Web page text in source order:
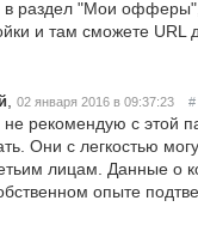
в раздел "Мои
и там сможете URL
02 января 2016 в 09:37:23 #
рекомендую с этой
Они с легкостью
лицам. Данные о
опыте